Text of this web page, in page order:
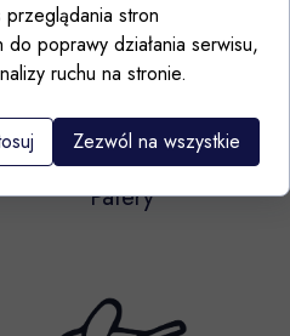
Patery
stron
poprawy działania serwisu,
ruchu na stronie.
Zezwól na wszystkie